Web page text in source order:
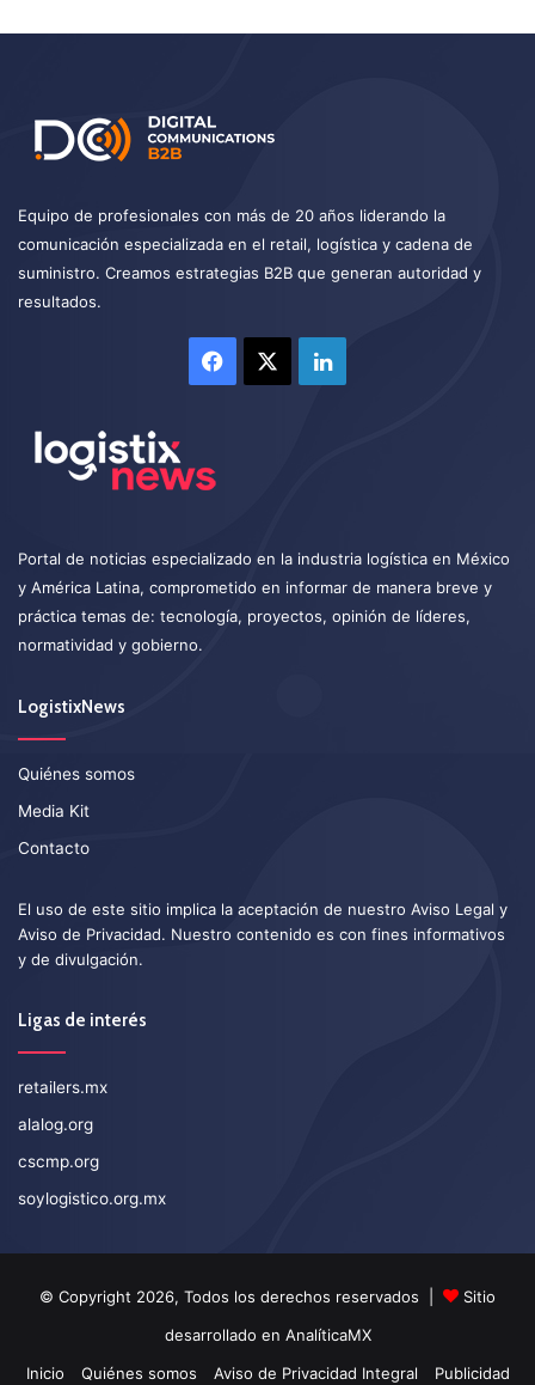
Equipo de profesionales con más de 20 años liderando la
comunicación especializada en el retail, logística y cadena de
suministro. Creamos estrategias B2B que generan autoridad y
resultados.
Facebook LinkedIn
Portal de noticias especializado en la industria logística en México
y América Latina, comprometido en informar de manera breve y
práctica temas de: tecnología, proyectos, opinión de líderes,
normatividad y gobierno.
LogistixNews
Quiénes somos
Media Kit
Contacto
El uso de este sitio implica la aceptación de nuestro Aviso Legal y
Aviso de Privacidad. Nuestro contenido es con fines informativos
y de divulgación.
Ligas de interés
retailers.mx
alalog.org
cscmp.org
soylogistico.org.mx
© Copyright 2026, Todos los derechos reservados |
Sitio
desarrollado en AnalíticaMX
Inicio
Quiénes somos Aviso de Privacidad Integral Publicidad